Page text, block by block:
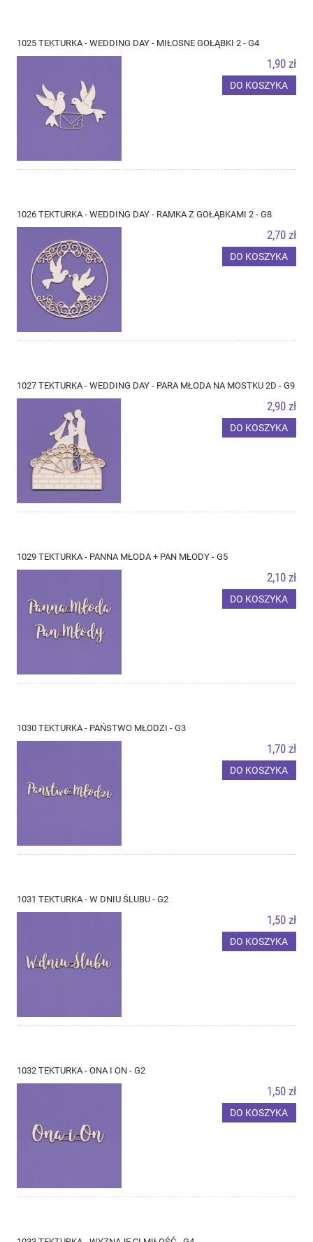
1025 TEKTURKA - WEDDING DAY - MIŁOSNE GOŁĄBKI 2 - G4
1,90 zł
DO KOSZYKA
1026 TEKTURKA - WEDDING DAY - RAMKA Z GOŁĄBKAMI 2 - G8
2,70 zł
DO KOSZYKA
1027 TEKTURKA - WEDDING DAY - PARA MŁODA NA MOSTKU 2D - G9
2,90 zł
DO KOSZYKA
1029 TEKTURKA - PANNA MŁODA + PAN MŁODY - G5
2,10 zł
DO KOSZYKA
1030 TEKTURKA - PAŃSTWO MŁODZI - G3
1,70 zł
DO KOSZYKA
1031 TEKTURKA - W DNIU ŚLUBU - G2
1,50 zł
DO KOSZYKA
1032 TEKTURKA - ONA I ON - G2
1,50 zł
DO KOSZYKA